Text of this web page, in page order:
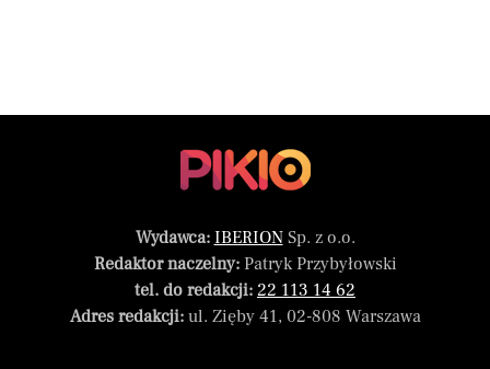
Wydawca: IBERIONSp. z o.o.
Redaktor naczelny:Patryk Przybyłowski
tel. do redakcji: 22 113 14 62
Adres redakcji:ul. Zięby 41, 02-808 Warszawa